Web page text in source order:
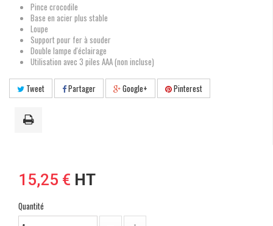
Pince crocodile
Base en acier plus stable
Loupe
Support pour fer à souder
Double lampe d'éclairage
Utilisation avec 3 piles AAA (non incluse)
Tweet Partager Google+ Pinterest
15,25 € HT
Quantité